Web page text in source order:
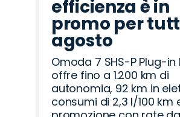
efficienza è in
promo per
agosto
Omoda 7 SHS-P Plug-in
offre fino a 1.200 km di
autonomia, 92 km in
consumi di 2,3 l/100 km